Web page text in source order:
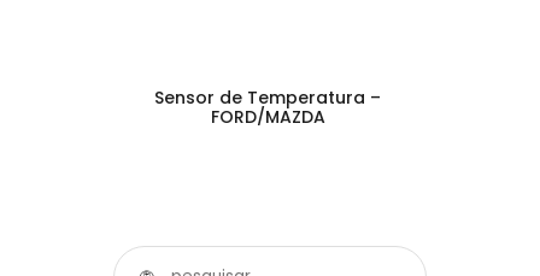
Sensor de Temperatura –
FORD/MAZDA